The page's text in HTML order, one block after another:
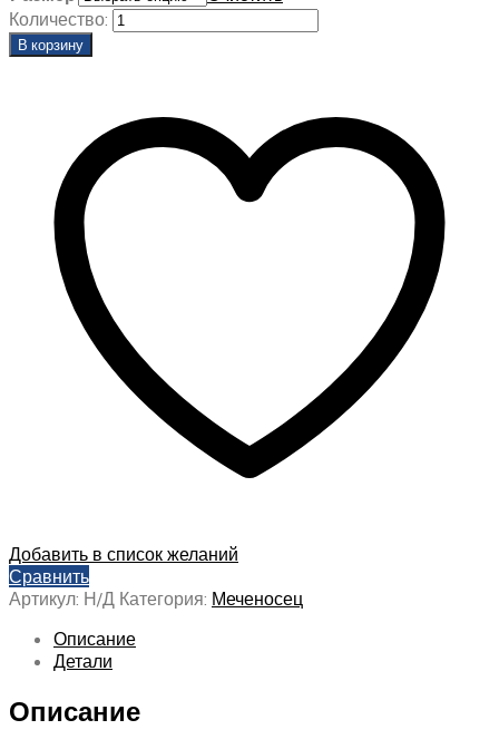
Количество:
В корзину
Добавить в список желаний
Сравнить
Артикул: Н/Д Категория: Меченосец
Описание
Детали
Описание